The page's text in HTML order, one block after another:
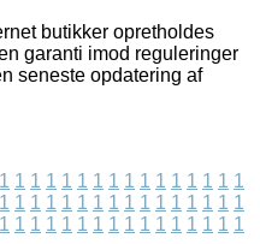
butikker opretholdes
garanti imod reguleringer
seneste opdatering af
1 1 1 1 1 1 1 1 1 1 1 1 1 1 1 1
1 1 1 1 1 1 1 1 1 1 1 1 1 1 1 1
1 1 1 1 1 1 1 1 1 1 1 1 1 1 1 1